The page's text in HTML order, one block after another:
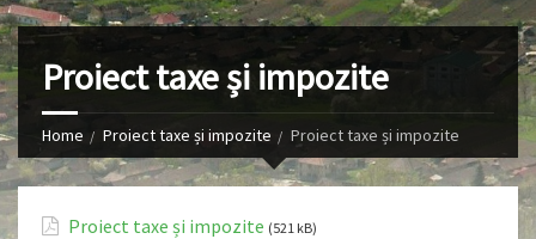
Proiect taxe și impozite
Home Proiect taxe și impozite Proiect taxe și impozite
Proiect taxe și impozite (521 kB)